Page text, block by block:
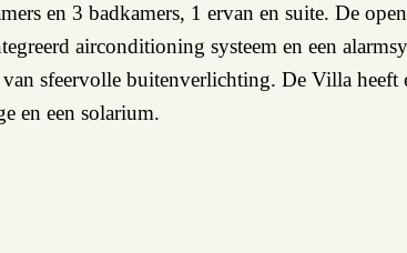
en 3 badkamers, 1 ervan en suite. De
airconditioning systeem en een
sfeervolle buitenverlichting. De Villa heeft
en een solarium.